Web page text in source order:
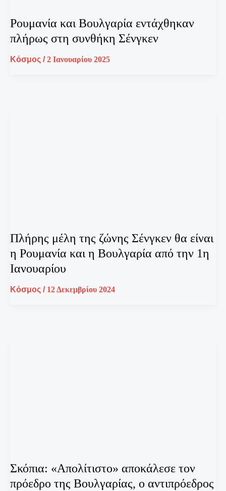
Ρουμανία και Βουλγαρία εντάχθηκαν
πλήρως στη συνθήκη Σένγκεν
Κόσμος /2 Ιανουαρίου 2025
Πλήρης μέλη της ζώνης Σένγκεν θα είναι
η Ρουμανία και η Βουλγαρία από την 1η
Ιανουαρίου
Κόσμος / 12 Δεκεμβρίου 2024
Σκόπια: «Απολίτιστο» αποκάλεσε τον
πρόεδρο της Βουλγαρίας, ο αντιπρόεδρος